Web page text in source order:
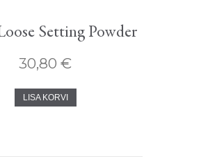
Setting Powder
30,80 €
LISA KORVI